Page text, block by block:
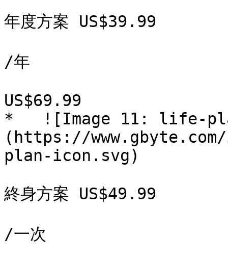
年度方案 US$39.99
/年
US$69.99
*   ![Image 11: life-
(https://
plan-icon.svg)
終身方案 US$49.99
/一次